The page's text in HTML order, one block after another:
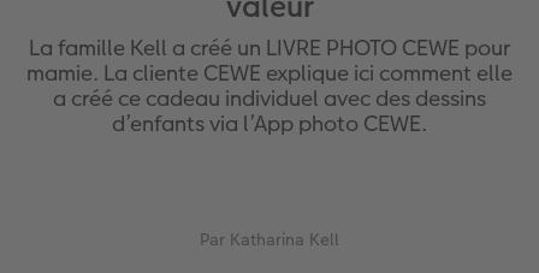
Étui personnalisé
Pochette souvenirs
LIVRE PHOTO CEWE Bébé
Premières étapes
Tirages photo sur papier recyclé
Poster premium
Lot de photos
Tirages immédiats
Affiche carte personnalisée
Pêle-mêle
hexxas
Photo sur alu-dibond
Autres occasions
Cartes à rabat
Cartes photo
Carte à l’unité
École et bureau
Animaux de compagnie
Tirages créatifs
Coques en silicone
Coques en polycarbonate
Coques en cuir
Coques avec cordon
Calendriers muraux avec design
Calendrier mural A4
Calendrier mural A4 Panorama
Calendrier de bureau carré
pour l’anniversaire
Cadeaux de fête des mères
Cadeaux pour le départ
pour les jeunes mariés
Mariage
Livre de l’année
Concours photos
Magazine CEWE
La famille Kell a créé un LIVRE PHOTO CEWE pour
mamie. La cliente CEWE explique ici comment elle
a créé ce cadeau individuel avec des dessins
d’enfants via l’App photo CEWE.
Par Katharina Kell